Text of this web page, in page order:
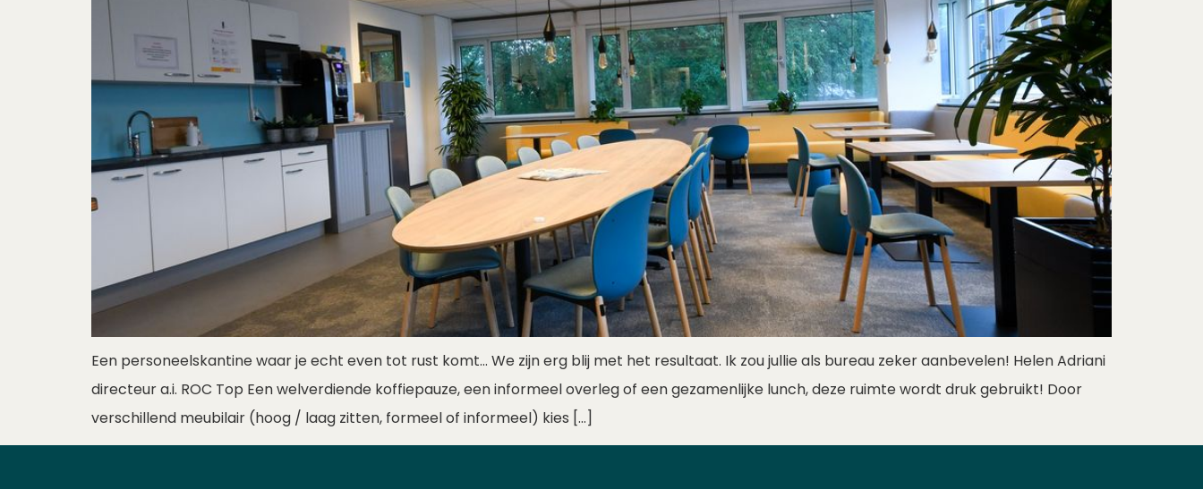
Een personeelskantine waar je echt even tot rust komt… We zijn erg blij met het resultaat. Ik zou jullie als bureau zeker aanbevelen! Helen Adriani
directeur a.i. ROC Top Een welverdiende koffiepauze, een informeel overleg of een gezamenlijke lunch, deze ruimte wordt druk gebruikt! Door
verschillend meubilair (hoog / laag zitten, formeel of informeel) kies […]